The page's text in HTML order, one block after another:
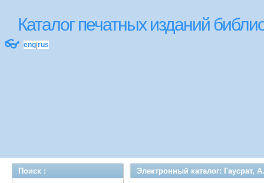
Каталог печатных изданий
👓 eng rus
Поиск : Электронный каталог: